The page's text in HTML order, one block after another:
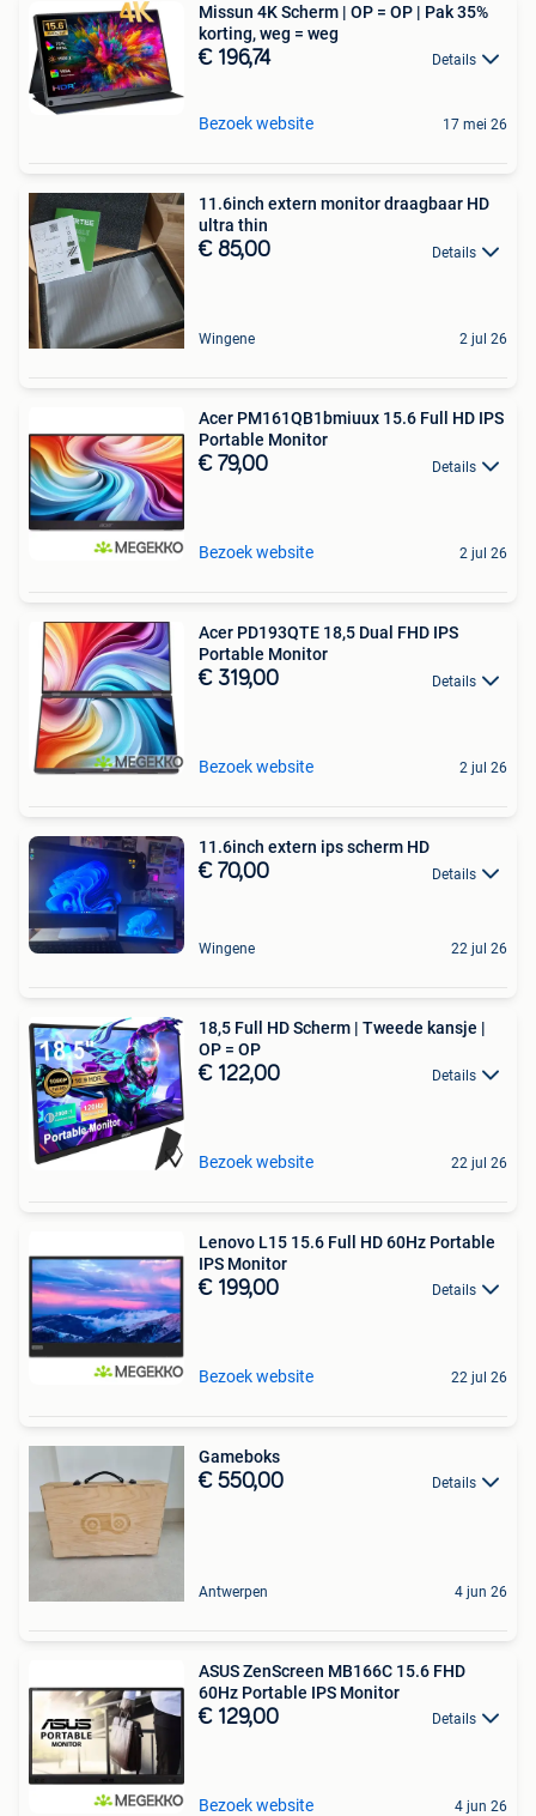
Missun 4K Scherm | OP = OP | Pak 35%
korting, weg = weg
€ 196,74 Details
Bezoek website 17 mei 26
11.6inch extern monitor draagbaar HD
ultra thin
€ 85,00 Details
Wingene 2 jul 26
Acer PM161QB1bmiuux 15.6 Full HD IPS
Portable Monitor
€ 79,00 Details
Bezoek website 2 jul 26
Acer PD193QTE 18,5 Dual FHD IPS
Portable Monitor
€ 319,00 Details
Bezoek website 2 jul 26
11.6inch extern ips scherm HD
€ 70,00 Details
Wingene 22 jul 26
18,5 Full HD Scherm | Tweede kansje |
OP = OP
€ 122,00 Details
Bezoek website 22 jul 26
Lenovo L15 15.6 Full HD 60Hz Portable
IPS Monitor
€ 199,00 Details
Bezoek website 22 jul 26
Gameboks
€ 550,00 Details
Antwerpen 4 jun 26
ASUS ZenScreen MB166C 15.6 FHD
60Hz Portable IPS Monitor
€ 129,00 Details
Bezoek website 4 jun 26